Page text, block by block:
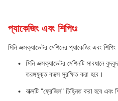
প্যাকেজিং এবং শিপিংঃ
মিনি এক্সক্যাভেটর মেশিনের প্যাকেজিং এবং শিপিং
মিনি এক্সক্যাভেটর মেশিনটি সাবধানে
তরঙ্গযুক্ত বাক্সে সুরক্ষিত করা হবে।
বাক্সটি "ফ্রেজিল" চিহ্নিত করা হবে এবং